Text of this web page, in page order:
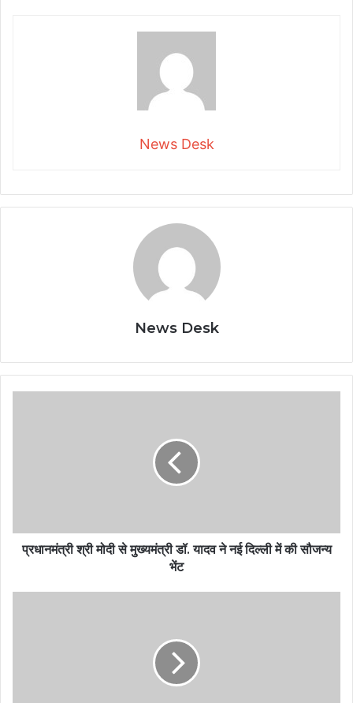
News Desk
News Desk
प्रधानमंत्री श्री मोदी से मुख्यमंत्री डॉ. यादव ने नई दिल्ली में की सौजन्य
भेंट